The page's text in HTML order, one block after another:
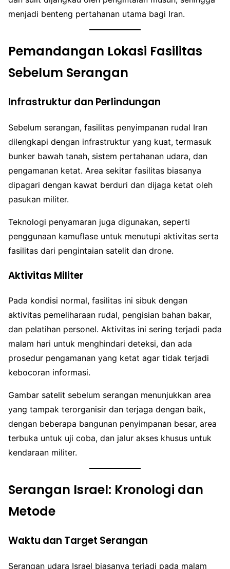
menjadi benteng pertahanan utama bagi Iran.
Pemandangan Lokasi Fasilitas
Sebelum Serangan
Infrastruktur dan Perlindungan
Sebelum serangan, fasilitas penyimpanan rudal Iran
dilengkapi dengan infrastruktur yang kuat, termasuk
bunker bawah tanah, sistem pertahanan udara, dan
pengamanan ketat. Area sekitar fasilitas biasanya
dipagari dengan kawat berduri dan dijaga ketat oleh
pasukan militer.
Teknologi penyamaran juga digunakan, seperti
penggunaan kamuflase untuk menutupi aktivitas serta
fasilitas dari pengintaian satelit dan drone.
Aktivitas Militer
Pada kondisi normal, fasilitas ini sibuk dengan
aktivitas pemeliharaan rudal, pengisian bahan bakar,
dan pelatihan personel. Aktivitas ini sering terjadi pada
malam hari untuk menghindari deteksi, dan ada
prosedur pengamanan yang ketat agar tidak terjadi
kebocoran informasi.
Gambar satelit sebelum serangan menunjukkan area
yang tampak terorganisir dan terjaga dengan baik,
dengan beberapa bangunan penyimpanan besar, area
terbuka untuk uji coba, dan jalur akses khusus untuk
kendaraan militer.
Serangan Israel: Kronologi dan
Metode
Waktu dan Target Serangan
Serangan udara Israel biasanya terjadi pada malam